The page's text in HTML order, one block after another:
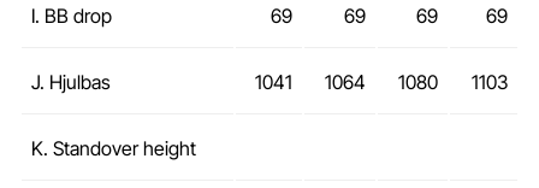
I. BB drop 69 69 69 69
J. Hjulbas 1041 1064 1080 1103
K. Standover height